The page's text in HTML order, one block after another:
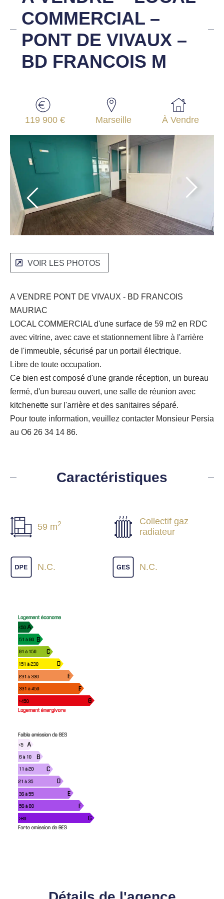
COMMERCIAL –
PONT DE VIVAUX –
BD FRANCOIS M
119 900 € Marseille À Vendre
VOIR LES PHOTOS
A VENDRE PONT DE VIVAUX - BD FRANCOIS
MAURIAC
LOCAL COMMERCIAL d'une surface de 59 m2 en RDC
avec vitrine, avec cave et stationnement libre à l'arrière
de l'immeuble, sécurisé par un portail électrique.
Libre de toute occupation.
Ce bien est composé d'une grande réception, un bureau
fermé, d'un bureau ouvert, une salle de réunion avec
kitchenette sur l'arrière et des sanitaires séparé.
Pour toute information, veuillez contacter Monsieur Persia
au O6 26 34 14 86.
Caractéristiques
59 m2
Collectif gaz
radiateur
N.C. N.C.